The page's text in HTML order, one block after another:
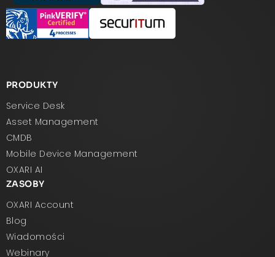
PRODUKTY
Service Desk
Asset Management
CMDB
Mobile Device Management
OXARI AI
ZASOBY
OXARI Account
Blog
Wiadomości
Webinary